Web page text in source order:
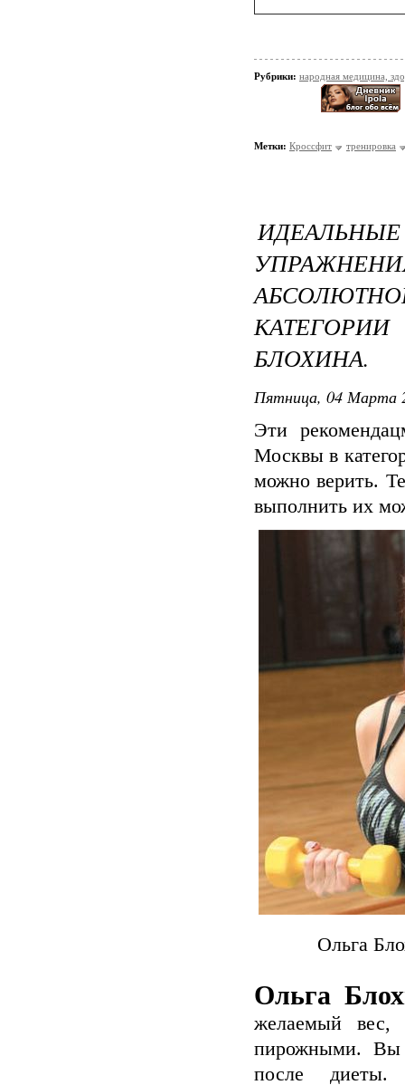
Рубрики: народная медицина,
Метки: Кроссфит тренировка
БЛОХИНА.
Пятница, 04 Марта
Эти
Москвы в
можно верить.
выполнить их
Ольга
Ольга
желаемый вес,
пирожными. Вы
после диеты.